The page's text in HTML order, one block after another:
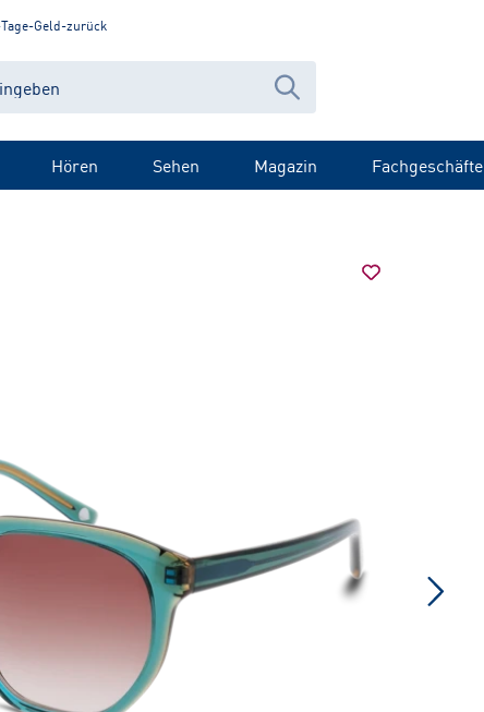
Geld-zurück
Hören Sehen Magazin Fachgeschäfte